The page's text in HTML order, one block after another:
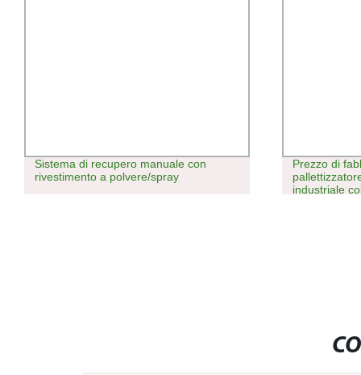
Sistema di recupero manuale con
rivestimento a polvere/spray
Prezzo di
industriale